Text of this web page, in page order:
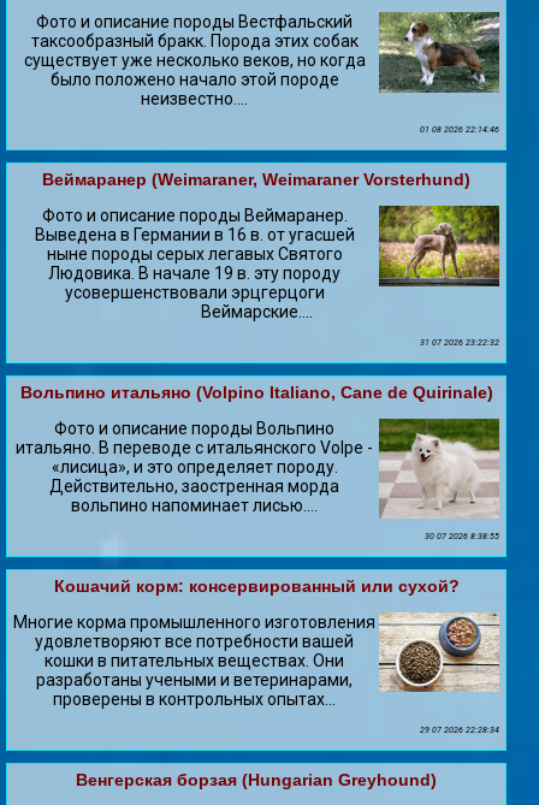
Фото и описание породы Вестфальский
таксообразный бpaкк. Порода этих собак
существует уже несколько веков, но когда
было положено начало этой породе
неизвестно....
01 08 2026 22:14:46
Веймаранер (Weimaraner, Weimaraner Vorsterhund)
Фото и описание породы Веймаранер.
Выведена в Германии в 16 в. от угасшей
ныне породы серых легавых Святого
Людовика. В начале 19 в. эту породу
усовершенствовали эрцгерцоги
Веймарские....
31 07 2026 23:22:32
Вольпино итальяно (Volpino Italiano, Cane de Quirinale)
Фото и описание породы Вольпино
итальяно. В переводе с итальянского Volpe -
«лисица», и это определяет породу.
Действительно, заостренная морда
вольпино напоминает лисью....
30 07 2026 8:38:55
Кошачий корм: консервированный или сухой?
Многие корма промышленного изготовления
удовлетворяют все потребности вашей
кошки в питательных веществах. Они
разработаны учеными и ветеринарами,
проверены в контрольных опытах...
29 07 2026 22:28:34
Венгерская борзая (Hungarian Greyhound)